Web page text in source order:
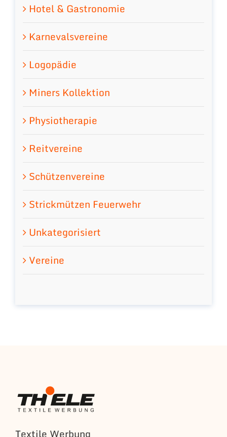
Hotel & Gastronomie
Karnevalsvereine
Logopädie
Miners Kollektion
Physiotherapie
Reitvereine
Schützenvereine
Strickmützen Feuerwehr
Unkategorisiert
Vereine